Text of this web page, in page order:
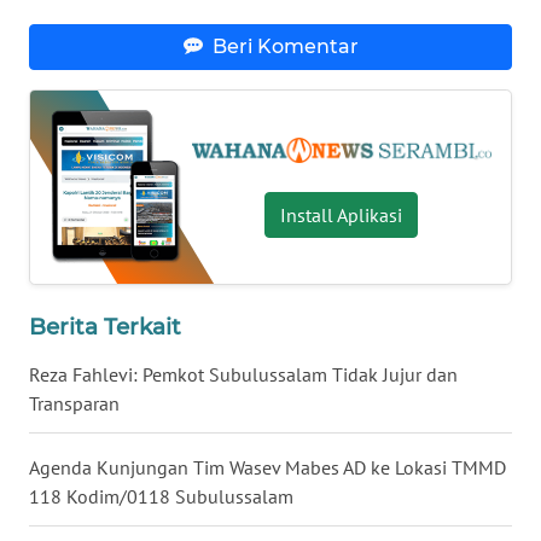
Beri Komentar
Install Aplikasi
Berita Terkait
Reza Fahlevi: Pemkot Subulussalam Tidak Jujur dan
Transparan
Agenda Kunjungan Tim Wasev Mabes AD ke Lokasi TMMD
118 Kodim/0118 Subulussalam
WN
JATENG
WN
NUSANTARA
WN
BALI